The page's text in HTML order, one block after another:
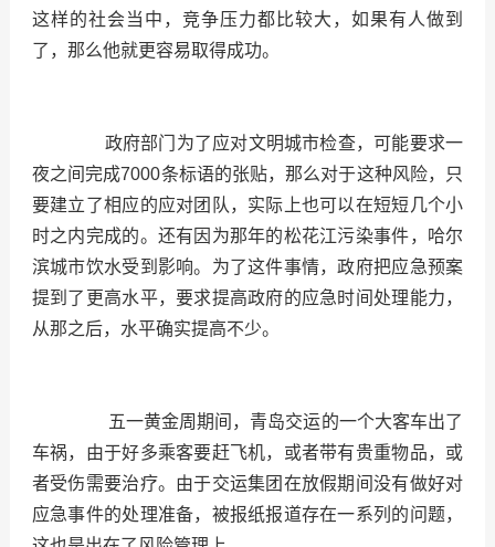
这样的社会当中，竞争压力都比较大，如果有人做到
了，那么他就更容易取得成功。
政府部门为了应对文明城市检查，可能要求一
夜之间完成7000条标语的张贴，那么对于这种风险，只
要建立了相应的应对团队，实际上也可以在短短几个小
时之内完成的。还有因为那年的松花江污染事件，哈尔
滨城市饮水受到影响。为了这件事情，政府把应急预案
提到了更高水平，要求提高政府的应急时间处理能力，
从那之后，水平确实提高不少。
五一黄金周期间，青岛交运的一个大客车出了
车祸，由于好多乘客要赶飞机，或者带有贵重物品，或
者受伤需要治疗。由于交运集团在放假期间没有做好对
应急事件的处理准备，被报纸报道存在一系列的问题，